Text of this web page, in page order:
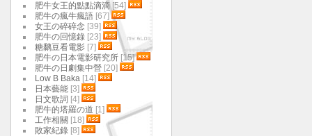
肥牛女王的點點滴滴[54]
肥牛の瘋牛瘋語 [67]
女王の碎碎念 [39]
肥牛の回憶錄 [23]
糖黐豆看電影 [7]
肥牛の日本電影研究所 [15]
肥牛の日劇集中營 [20]
Low B Baka [14]
日本藝能 [3]
日文歌詞 [4]
肥牛的塔羅の道 [1]
工作相關 [18]
敗家紀錄 [8]